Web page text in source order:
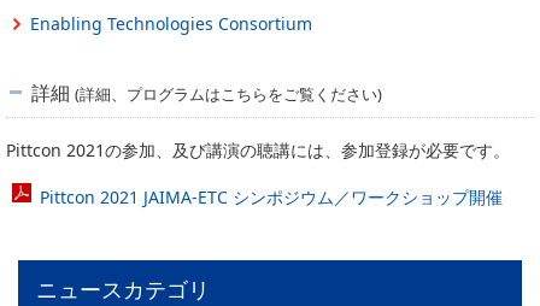
Enabling Technologies Consortium
詳細 (詳細、プログラムはこちらをご覧ください)
Pittcon 2021の参加、及び講演の聴講には、参加登録が必要です。
Pittcon 2021 JAIMA-ETC シンポジウム／ワークショップ開催
ニュースカテゴリ